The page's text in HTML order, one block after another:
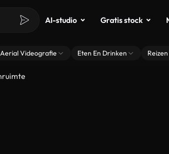
AI-studio Gratis stock
Aerial Videografie Eten En Drinken Reizen